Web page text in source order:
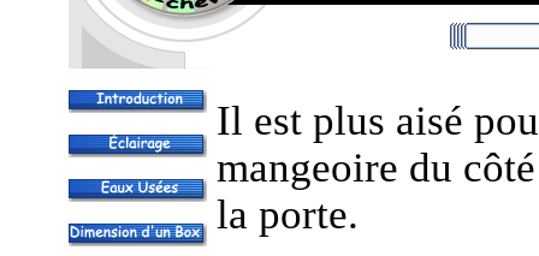
Il est plus aisé
mangeoire du
la porte.